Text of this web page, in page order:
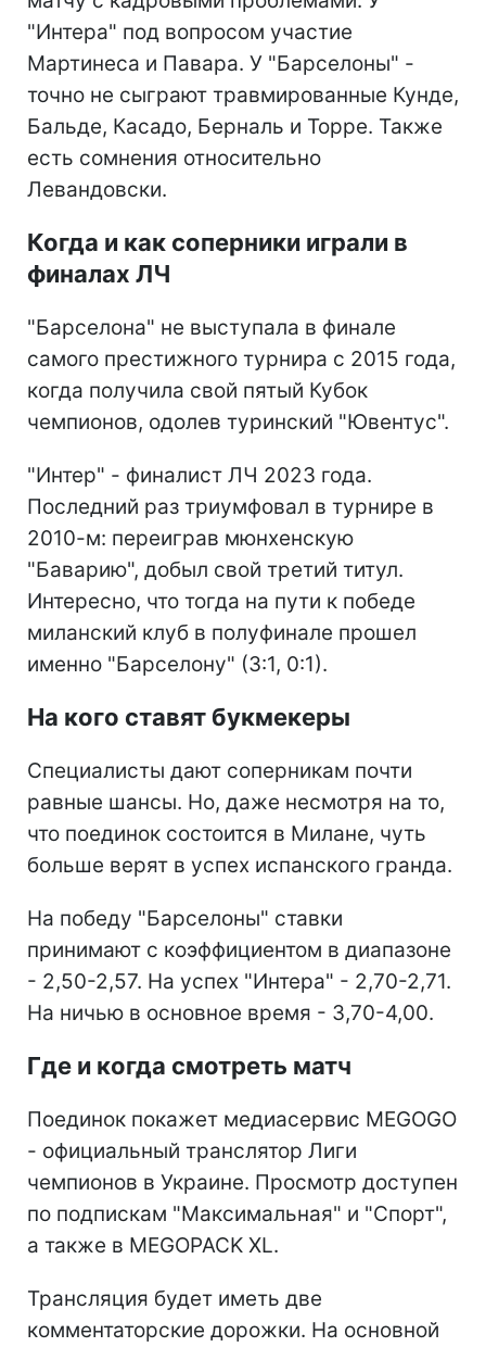
"Интера" под вопросом участие
Мартинеса и Павара. У "Барселоны" -
точно не сыграют травмированные Кунде,
Бальде, Касадо, Берналь и Торре. Также
есть сомнения относительно
Левандовски.
Когда и как соперники играли в
финалах ЛЧ
"Барселона" не выступала в финале
самого престижного турнира с 2015 года,
когда получила свой пятый Кубок
чемпионов, одолев туринский "Ювентус".
"Интер" - финалист ЛЧ 2023 года.
Последний раз триумфовал в турнире в
2010-м: переиграв мюнхенскую
"Баварию", добыл свой третий титул.
Интересно, что тогда на пути к победе
миланский клуб в полуфинале прошел
именно "Барселону" (3:1, 0:1).
На кого ставят букмекеры
Специалисты дают соперникам почти
равные шансы. Но, даже несмотря на то,
что поединок состоится в Милане, чуть
больше верят в успех испанского гранда.
На победу "Барселоны" ставки
принимают с коэффициентом в диапазоне
- 2,50-2,57. На успех "Интера" - 2,70-2,71.
На ничью в основное время - 3,70-4,00.
Где и когда смотреть матч
Поединок покажет медиасервис MEGOGO
- официальный транслятор Лиги
чемпионов в Украине. Просмотр доступен
по подпискам "Максимальная" и "Спорт",
а также в MEGOPACK XL.
Трансляция будет иметь две
комментаторские дорожки. На основной